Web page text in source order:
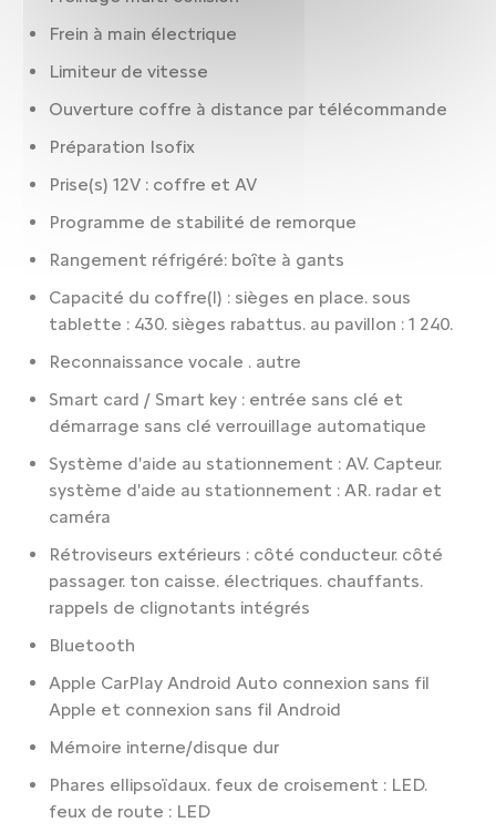
Frein à main électrique
Limiteur de vitesse
Ouverture coffre à distance par télécommande
Préparation Isofix
Prise(s) 12V : coffre et AV
Programme de stabilité de remorque
Rangement réfrigéré: boîte à gants
Capacité du coffre(l) : sièges en place. sous
tablette : 430. sièges rabattus. au pavillon : 1 240.
Reconnaissance vocale . autre
Smart card / Smart key : entrée sans clé et
démarrage sans clé verrouillage automatique
Système d'aide au stationnement : AV. Capteur.
système d'aide au stationnement : AR. radar et
caméra
Rétroviseurs extérieurs : côté conducteur. côté
passager. ton caisse. électriques. chauffants.
rappels de clignotants intégrés
Bluetooth
Apple CarPlay Android Auto connexion sans fil
Apple et connexion sans fil Android
Mémoire interne/disque dur
Phares ellipsoïdaux. feux de croisement : LED.
feux de route : LED